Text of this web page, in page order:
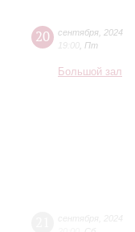
20 сентября 2024
19:00 Пт
Большой зал